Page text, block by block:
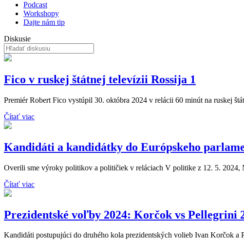
Podcast
Workshopy
Dajte nám tip
Diskusie
Fico v ruskej štátnej televízii Rossija 1
Premiér Robert Fico vystúpil 30. októbra 2024 v relácii 60 minút na ruskej
Čítať viac
Kandidáti a kandidátky do Európskeho
Overili sme výroky politikov a političiek v reláciach V politike z 12. 5.
Čítať viac
Prezidentské voľby 2024: Korčok vs Pellegrini
Kandidáti postupujúci do druhého kola prezidentských volieb Ivan Korčok a